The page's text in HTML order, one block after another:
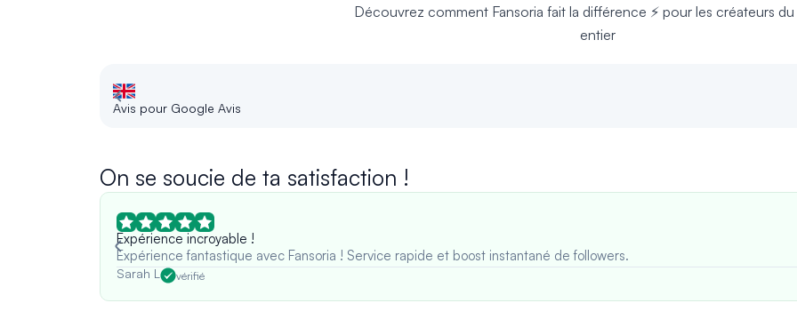
Découvrez comment Fansoria fait la différence ⚡ pour les créateurs
entier
Avis pour Google Avis
On se soucie de ta satisfaction !
Expérience incroyable !
Expérience fantastique avec Fansoria ! Service rapide et boost instantané de followers.
Sarah L vérifié